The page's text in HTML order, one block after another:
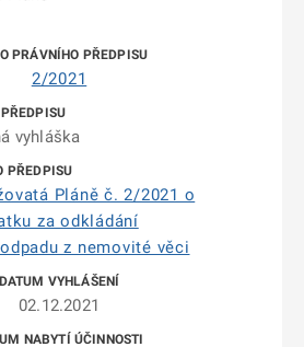
2/2021
vyhláška
Pláně č. 2/2021 o
za odkládání
z nemovité věci
02.12.2021